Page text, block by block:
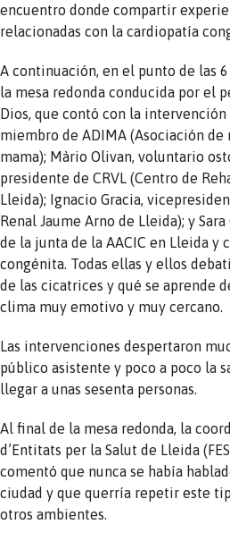
encuentro donde compartir
relacionadas con la cardiopatía
A continuación, en el punto de las
la mesa redonda conducida por el
Dios, que contó con la intervención
miembro de ADIMA (Asociación
mama); Màrio Olivan, voluntario
presidente de CRVL (Centro de
Lleida); Ignacio Gracia,
Renal Jaume Arno de Lleida); y
de la junta de la AACIC en Lleida y
congénita. Todas ellas y ellos
de las cicatrices y qué se aprende
clima muy emotivo y muy cercano.
Las intervenciones despertaron
público asistente y poco a poco la
llegar a unas sesenta personas.
Al final de la mesa redonda, la
d’Entitats per la Salut de Lleida
comentó que nunca se había
ciudad y que querría repetir este
otros ambientes.